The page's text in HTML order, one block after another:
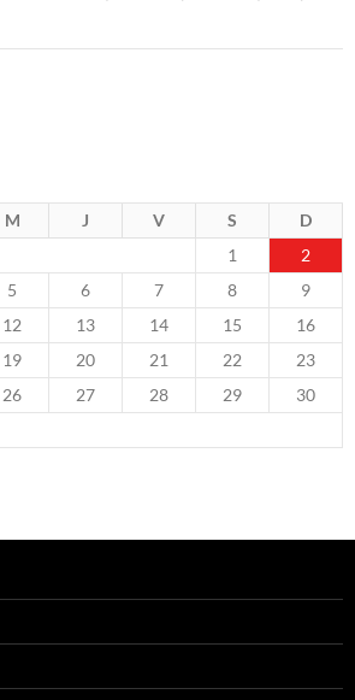
M J V S
D
1
2
5 6 7 8
9
12 13 14 15
16
19 20 21 22
23
26 27 28 29
30